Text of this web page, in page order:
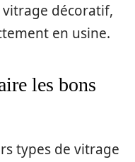
vitrage décoratif,
en usine.
les bons
types de vitrage